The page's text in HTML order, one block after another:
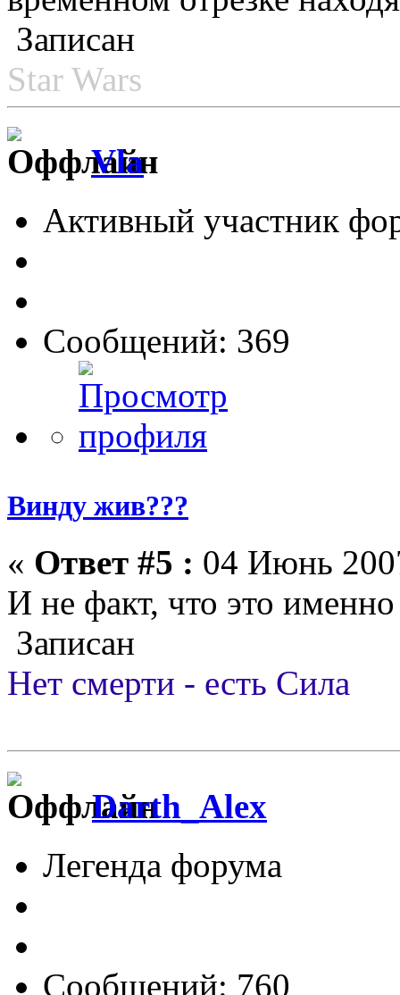
Записан
Star Wars
Vla
Активный участник
Сообщений: 369
Винду жив???
« Ответ #5 : 04 Июнь
И не факт, что это
Записан
Нет смерти - есть Сила
Darth_Alex
Легенда форума
Сообщений: 760